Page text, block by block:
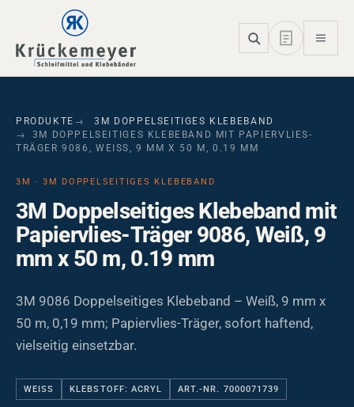
Skip to main navigation
Skip to main content
Skip to page footer
PRODUKTE
3M DOPPELSEITIGES KLEBEBAND
3M DOPPELSEITIGES KLEBEBAND MIT PAPIERVLIES-
TRÄGER 9086, WEISS, 9 MM X 50 M, 0.19 MM
3M · 3M DOPPELSEITIGES KLEBEBAND
3M Doppelseitiges Klebeband mit
Papiervlies-Träger 9086, Weiß, 9
mm x 50 m, 0.19 mm
3M 9086 Doppelseitiges Klebeband – Weiß, 9 mm x
50 m, 0,19 mm; Papiervlies-Träger, sofort haftend,
vielseitig einsetzbar.
WEISS KLEBSTOFF: ACRYL ART.-NR. 7000071739